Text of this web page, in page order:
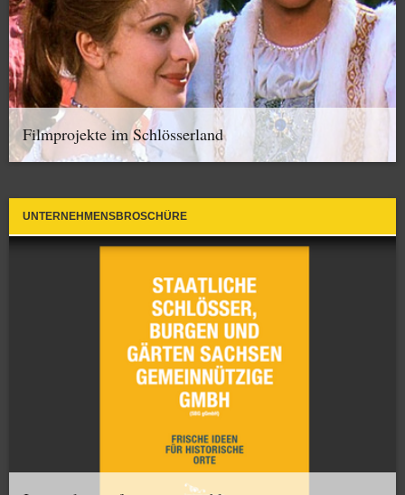
Filmprojekte im Schlösserland
UNTERNEHMENSBROSCHÜRE